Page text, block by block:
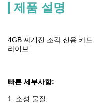
제품 설명
4GB 짜개진 조각 신용 카
라이브
빠른 세부사항:
1. 소성 물질,